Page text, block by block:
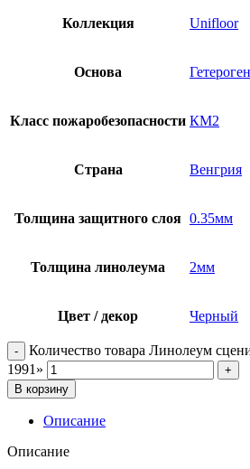
Коллекция Unifloor
Основа
Класс пожаробезопасности КМ2
Страна Венгрия
Толщина защитного слоя 0.35мм
Толщина линолеума 2мм
Цвет / декор Черный
Количество товара Линолеум
1991»
В корзину
Описание
Описание